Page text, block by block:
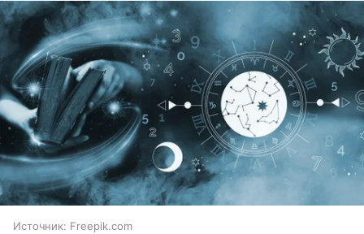
Источник: Freepik.com